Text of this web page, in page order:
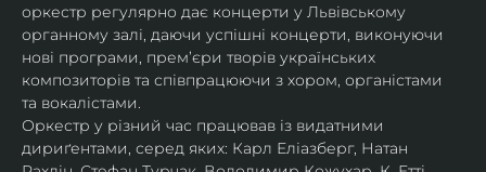
оркестр регулярно дає концерти у Львівському
органному залі, даючи успішні концерти, виконуючи
нові програми, прем’єри творів українських
композиторів та співпрацюючи з хором, органістами
та вокалістами.
Оркестр у різний час працював із видатними
дириґентами, серед яких: Карл Еліазберг, Натан